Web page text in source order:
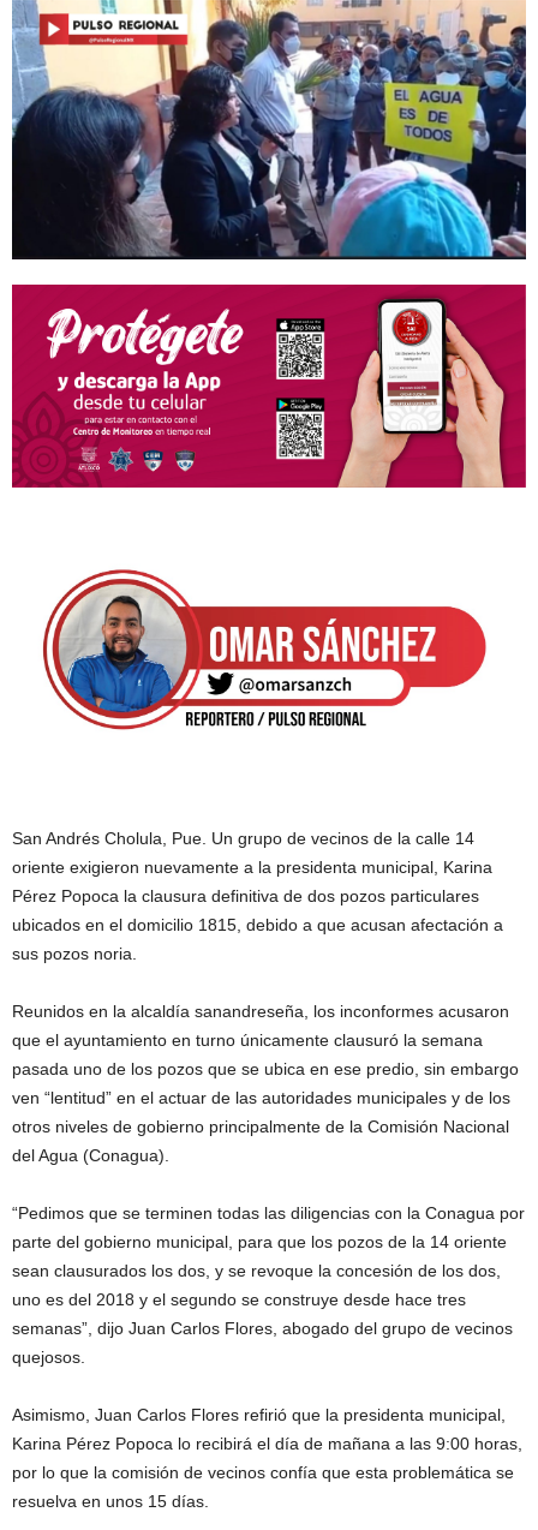
San Andrés Cholula, Pue. Un grupo de vecinos de la calle 14
oriente exigieron nuevamente a la presidenta municipal, Karina
Pérez Popoca la clausura definitiva de dos pozos particulares
ubicados en el domicilio 1815, debido a que acusan afectación a
sus pozos noria.
Reunidos en la alcaldía sanandreseña, los inconformes acusaron
que el ayuntamiento en turno únicamente clausuró la semana
pasada uno de los pozos que se ubica en ese predio, sin embargo
ven “lentitud” en el actuar de las autoridades municipales y de los
otros niveles de gobierno principalmente de la Comisión Nacional
del Agua (Conagua).
“Pedimos que se terminen todas las diligencias con la Conagua por
parte del gobierno municipal, para que los pozos de la 14 oriente
sean clausurados los dos, y se revoque la concesión de los dos,
uno es del 2018 y el segundo se construye desde hace tres
semanas”, dijo Juan Carlos Flores, abogado del grupo de vecinos
quejosos.
Asimismo, Juan Carlos Flores refirió que la presidenta municipal,
Karina Pérez Popoca lo recibirá el día de mañana a las 9:00 horas,
por lo que la comisión de vecinos confía que esta problemática se
resuelva en unos 15 días.